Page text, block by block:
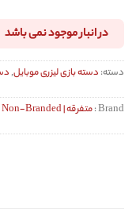
در انبار موجود نمی باشد
دسته: دسته بازی لیزری موبایل,
Brand : متفرقه | Non-Branded